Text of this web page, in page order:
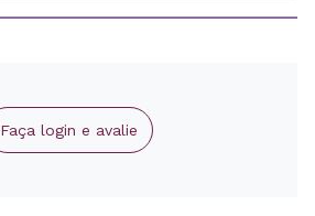
Faça login e avalie